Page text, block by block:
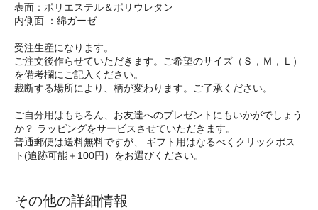
表面：ポリエステル＆ポリウレタン
内側面 ：綿ガーゼ
受注生産になります。
ご注文後作らせていただきます。ご希望のサイズ（Ｓ，Ｍ，Ｌ）
を備考欄にご記入ください。
裁断する場所により、柄が変わります。ご了承ください。
ご自分用はもちろん、お友達へのプレゼントにもいかがでしょう
か？ ラッピングをサービスさせていただきます。
普通郵便は送料無料ですが、 ギフト用はなるべくクリックポス
ト(追跡可能＋100円）をお選びください。
その他の詳細情報